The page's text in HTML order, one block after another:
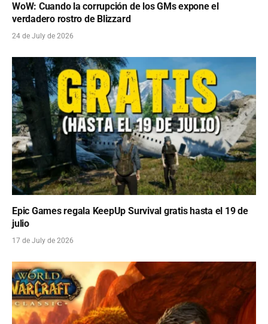
WoW: Cuando la corrupción de los GMs expone el
verdadero rostro de Blizzard
24 de July de 2026
Epic Games regala KeepUp Survival gratis hasta el 19 de
julio
17 de July de 2026